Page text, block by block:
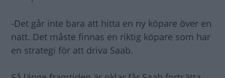
-Det går inte bara att hitta en ny köpare över en
natt. Det måste finnas en riktig köpare som har
en strategi för att driva Saab.